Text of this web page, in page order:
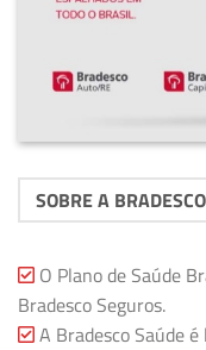
SOBRE A
O Plano de Saúde
Bradesco Seguros.
A Bradesco Saúde